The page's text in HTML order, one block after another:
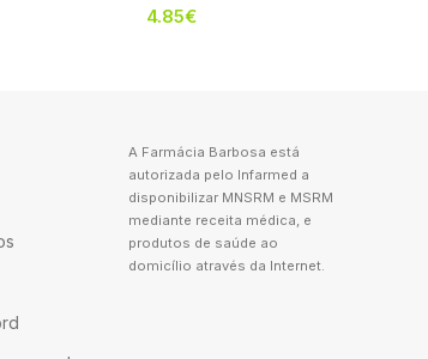
4.85€
A Farmácia Barbosa está
autorizada pelo Infarmed a
disponibilizar MNSRM e MSRM
mediante receita médica, e
produtos de saúde ao
domicílio através da Internet.